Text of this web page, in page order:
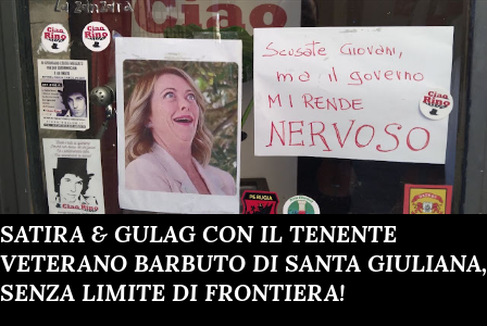
SATIRA & GULAG CON IL TENENTE
VETERANO BARBUTO DI SANTA GIULIANA,
SENZA LIMITE DI FRONTIERA!